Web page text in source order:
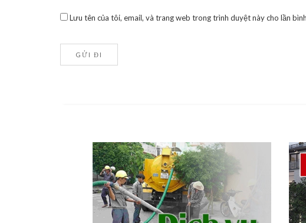
Lưu tên của tôi, email, và trang web trong trình duyệt này cho lần